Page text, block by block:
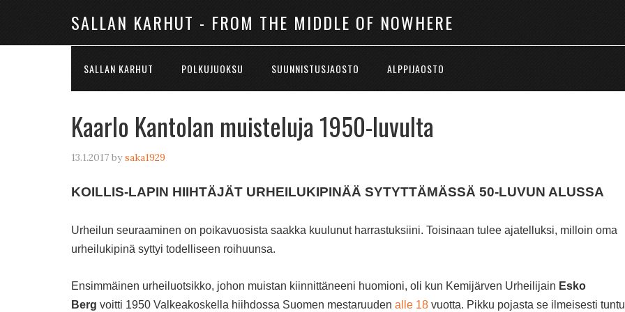
SALLAN KARHUT - FROM THE MIDDLE OF NOWHERE
SALLAN KARHUT POLKUJUOKSU SUUNNISTUSJAOSTO ALPPIJAOSTO
Kaarlo Kantolan muisteluja 1950-luvulta
13.1.2017 bysaka1929
KOILLIS-LAPIN HIIHTÄJÄT URHEILUKIPINÄÄ SYTYTTÄMÄSSÄ 50-LUVUN ALUSSA
Urheilun seuraaminen on poikavuosista saakka kuulunut harrastuksiini. Toisinaan tulee ajatelluksi, milloin oma
urheilukipinä syttyi todelliseen roihuunsa.
Ensimmäinen urheiluotsikko, johon muistan kiinnittäneeni huomioni, oli kun Kemijärven Urheilijain Esko
Berg voitti 1950 Valkeakoskella hiihdossa Suomen mestaruuden alle 18 vuotta. Pikku pojasta se ilmeisesti